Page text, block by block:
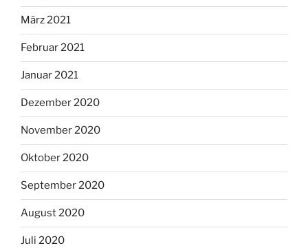
März 2021
Februar 2021
Januar 2021
Dezember 2020
November 2020
Oktober 2020
September 2020
August 2020
Juli 2020